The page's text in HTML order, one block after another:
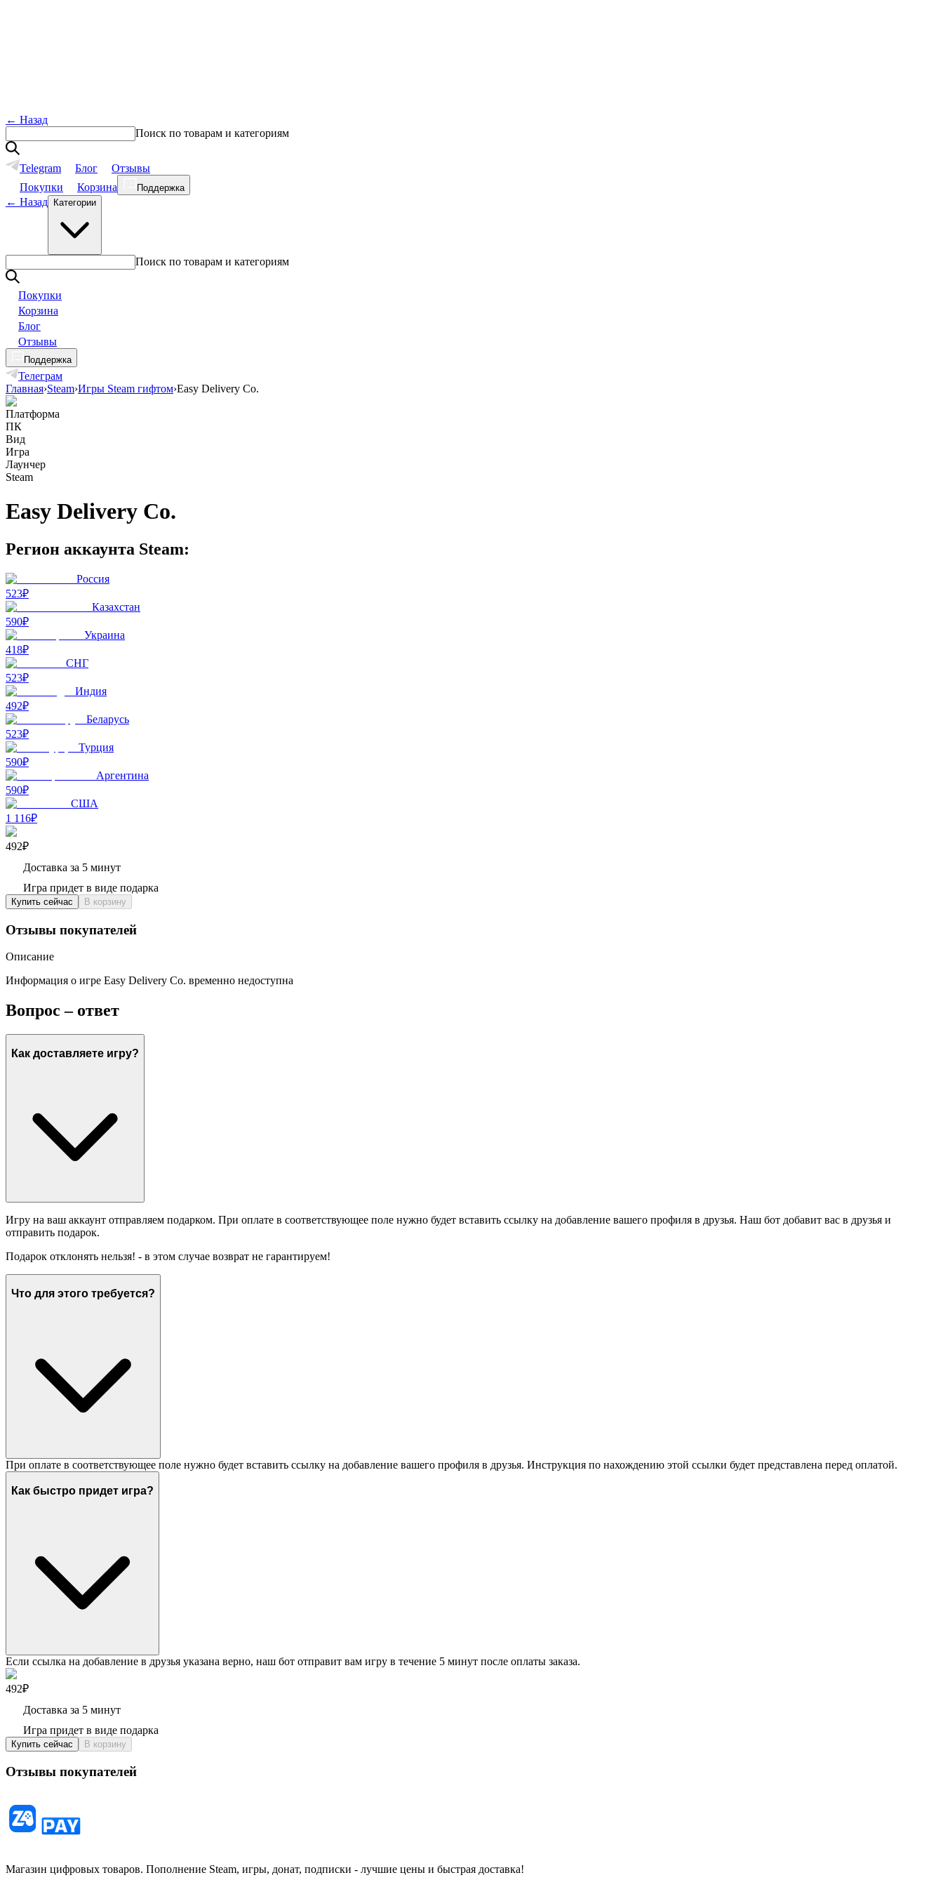
← Назад
Поиск по товарам и категориям
Telegram Блог
Отзывы
Покупки
Корзина Поддержка
← Назад Категории
Поиск по товарам и категориям
Покупки
Корзина
Блог
Отзывы
Поддержка
Телеграм
Главная›Steam›Игры Steam гифтом›Easy Delivery Co.
Платформа
ПК
Вид
Игра
Лаунчер
Steam
Easy Delivery Co.
Регион аккаунта Steam:
Россия
523₽
Казахстан
590₽
Украина
418₽
СНГ
523₽
Индия
492₽
Беларусь
523₽
Турция
590₽
Аргентина
590₽
США
1 116₽
492₽
Доставка за 5 минут
Игра придет в виде подарка
Купить сейчас В корзину
Отзывы покупателей
Описание
Информация о игре Easy Delivery Co. временно недоступна
Вопрос – ответ
Как доставляете игру?
Игру на ваш аккаунт отправляем подарком. При оплате в соответствующее поле нужно будет вставить ссылку на добавление вашего профиля в друзья. Наш бот добавит вас в друзья и
отправить подарок.
Подарок отклонять нельзя! - в этом случае возврат не гарантируем!
Что для этого требуется?
При оплате в соответствующее поле нужно будет вставить ссылку на добавление вашего профиля в друзья. Инструкция по нахождению этой ссылки будет представлена перед оплатой.
Как быстро придет игра?
Если ссылка на добавление в друзья указана верно, наш бот отправит вам игру в течение 5 минут после оплаты заказа.
492₽
Доставка за 5 минут
Игра придет в виде подарка
Купить сейчас В корзину
Отзывы покупателей
Магазин цифровых товаров. Пополнение Steam, игры, донат, подписки - лучшие цены и быстрая доставка!